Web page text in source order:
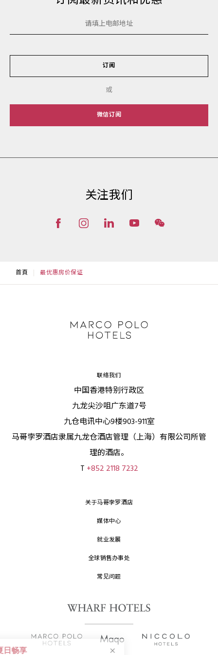
订阅
或
微信订阅
关注我们
首頁 最优惠房价保证
联络我们
中国香港特别行政区
九龙尖沙咀广东道7号
九仓电讯中心9楼903-911室
马哥孛罗酒店隶属九龙仓酒店管理（上海）有限公司所管
理的酒店。
T +852 2118 7232
关于马哥孛罗酒店
媒体中心
就业发展
全球销售办事处
常见问题